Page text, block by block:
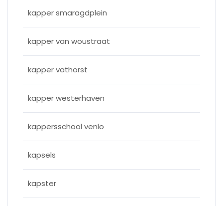
kapper smaragdplein
kapper van woustraat
kapper vathorst
kapper westerhaven
kappersschool venlo
kapsels
kapster